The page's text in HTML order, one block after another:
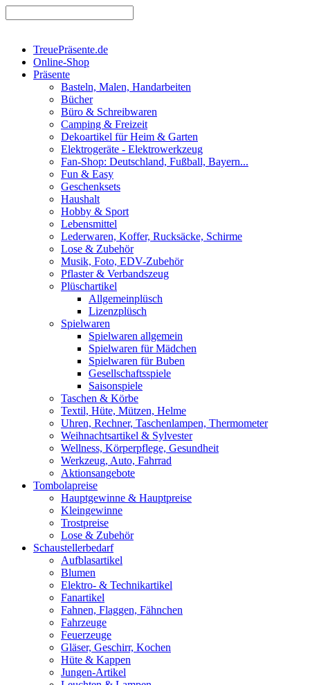
TreuePräsente.de
Online-Shop
Präsente
Basteln, Malen, Handarbeiten
Bücher
Büro & Schreibwaren
Camping & Freizeit
Dekoartikel für Heim & Garten
Elektrogeräte - Elektrowerkzeug
Fan-Shop: Deutschland, Fußball, Bayern...
Fun & Easy
Geschenksets
Haushalt
Hobby & Sport
Lebensmittel
Lederwaren, Koffer, Rucksäcke, Schirme
Lose & Zubehör
Musik, Foto, EDV-Zubehör
Pflaster & Verbandszeug
Plüschartikel
Allgemeinplüsch
Lizenzplüsch
Spielwaren
Spielwaren allgemein
Spielwaren für Mädchen
Spielwaren für Buben
Gesellschaftsspiele
Saisonspiele
Taschen & Körbe
Textil, Hüte, Mützen, Helme
Uhren, Rechner, Taschenlampen, Thermometer
Weihnachtsartikel & Sylvester
Wellness, Körperpflege, Gesundheit
Werkzeug, Auto, Fahrrad
Aktionsangebote
Tombolapreise
Hauptgewinne & Hauptpreise
Kleingewinne
Trostpreise
Lose & Zubehör
Schaustellerbedarf
Aufblasartikel
Blumen
Elektro- & Technikartikel
Fanartikel
Fahnen, Flaggen, Fähnchen
Fahrzeuge
Feuerzeuge
Gläser, Geschirr, Kochen
Hüte & Kappen
Jungen-Artikel